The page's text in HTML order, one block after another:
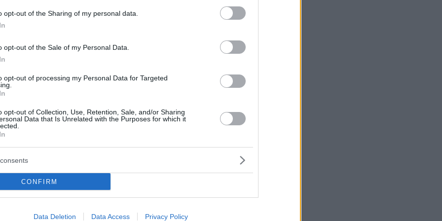
opt-out of the Sharing of my personal data.
opt-out of the Sale of my Personal Data.
opt-out of processing my Personal Data for Targeted
opt-out of Collection, Use, Retention, Sale, and/or Sharing
Data that Is Unrelated with the Purposes for which it
CONFIRM
Data Deletion Data Access Privacy Policy
János F. era scaduta nel 2015, il che significa che
di andarsene liberamente dopo il suo
crimini irrisolti di più alto profilo in Ungheria. Il 28
mentre andava in bicicletta
in un vicino
accuratamente pulita e appoggiata a una
hanno appreso che un ex residente di un
il corpo di un bambino nel 2000 sotto costrizione Il
di cemento di un edificio nella fattoria. Il test del
nel 2011 e József V. si è tolto la vita nel 2021.